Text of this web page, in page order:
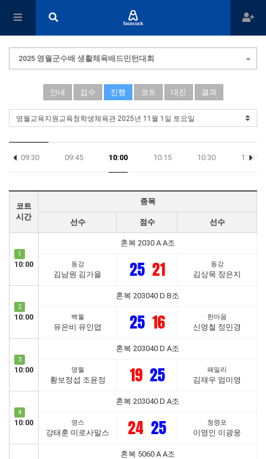
2025 영월군수배 생활체육배드민턴대회
안내 접수 진행 코트 대진 결과
09:30 09:45 10:00 10:15 10:30 10:45
코트
시간
종목
선수 점수 선수
1
10:00
혼복 2030 A A조
동강
김남원 김가을 25 21 동강
김상목 장은지
2
10:00
혼복 203040 D B조
백월
유은비 유인엽 25 16 한마음
신영철 정민경
3
10:00
혼복 203040 D A조
영월
황보정섭 조윤정 19 25 패밀리
김재우 엄미영
4
10:00
혼복 203040 D A조
영스
강태훈 미로사말스 24 25 청령포
이영인 이광웅
혼복 5060 A A조